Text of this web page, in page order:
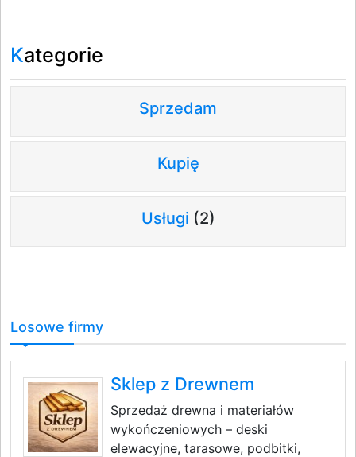
Kategorie
Sprzedam
Kupię
Usługi (2)
Losowe firmy
Sklep z Drewnem
Sprzedaż drewna i materiałów
wykończeniowych – deski
elewacyjne, tarasowe, podbitki,